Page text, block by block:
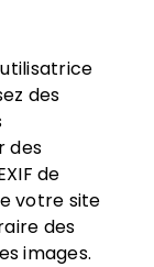
des
des
de
votre site
des
images.